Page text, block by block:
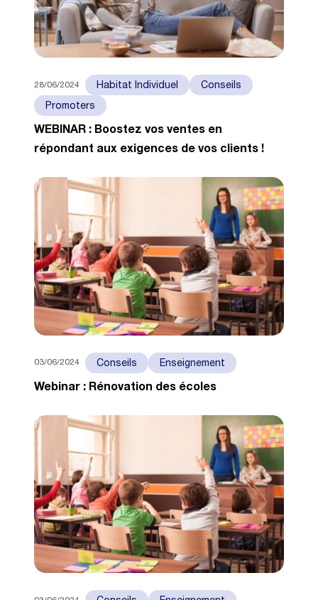
28/06/2024 Habitat Individuel Conseils
Promoters
WEBINAR : Boostez vos ventes en
répondant aux exigences de vos clients !
03/06/2024 Conseils Enseignement
Webinar : Rénovation des écoles